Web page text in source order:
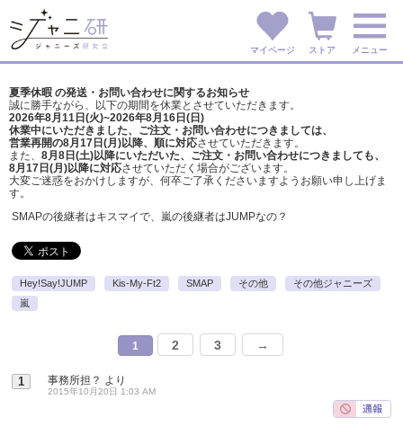
マイページ ストア メニュー
夏季休暇 の発送・お問い合わせに関するお知らせ
誠に勝手ながら、以下の期間を休業とさせていただきます。
2026年8月11日(火)~2026年8月16日(日)
休業中にいただきました、ご注文・お問い合わせにつきましては、
営業再開の8月17日(月)以降、順に対応させていただきます。
また、 8月8日(土)以降にいただいた、ご注文・ お問い合わせにつきましても、
8月17日(月)以降に対応させていただく場合がございます。
大変ご迷惑をおかけしますが、 何卒ご了承くださいますようお願い申し上げま
す。
SMAPの後継者はキスマイで、嵐の後継者はJUMPなの？
Hey!Say!JUMP Kis-My-Ft2 SMAP その他
その他ジャニーズ
嵐
1 2 3 →
1 事務所担？ より
2015年10月20日 1:03 AM